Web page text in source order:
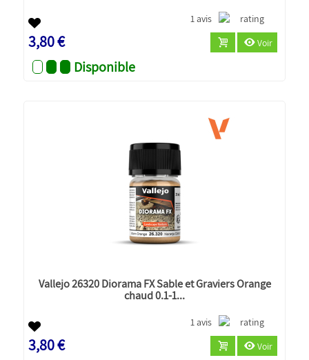
1 avis
3,80 € Voir
Disponible
Vallejo 26320 Diorama FX Sable et Graviers Orange
chaud 0.1-1...
1 avis
3,80 € Voir